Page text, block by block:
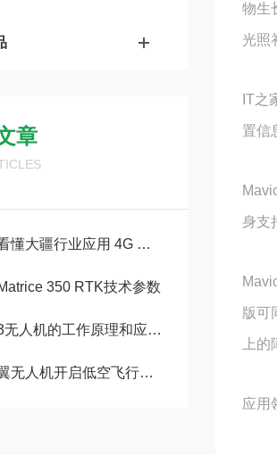
章
疆行业应用 4G 增强图传！
350 RTK技术参数
人机的工作原理和应用领域
人机开启低空飞行新篇章
物生
光照
IT之
置信
身支
版可
上
应用